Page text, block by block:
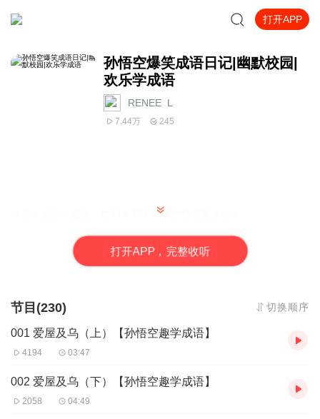
打开APP
孙悟空爆笑成语日记|幽默校园|
欢乐学成语
RENEE_L
7.44万 245
哇塞！成语大冒险，笑到停不下来的智慧宝藏来啦！
彩绝伦的故事和闪闪发光的智慧小秘密。
小朋友们，想要变得能说会道，像聪明的小博士一样吗？那就快来
大笑的爆笑日记和笑话。想象一下，在学校的操场上，或是在家里
温暖的灯光下，你和爸爸妈妈一起笑得前仰后合，还顺便学会了好
快来，让我们跟着《孙悟空趣上学》里的孙悟空、猪八戒这两个神
奇西游小学的小学生，一起趣学成语，在成语的海洋里遨游，发现
打开APP，完整收听
节目(230) 切换顺序
001 爱屋及乌（上）【孙悟空趣学成语】
4194 03:47
002 爱屋及乌（下）【孙悟空趣学成语】
2058 04:49